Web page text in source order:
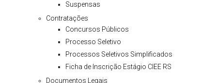
Suspensas
Contratações
Concursos Públicos
Processo Seletivo
Processos Seletivos Simplificados
Ficha de Inscrição Estágio CIEE RS
Documentos Legais